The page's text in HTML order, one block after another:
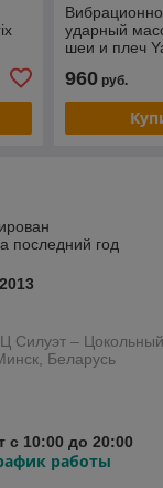
ударный
шеи и плеч
Massage
960руб.
последний год
Силуэт –
Беларусь
с 10:00 до 20:00
работы